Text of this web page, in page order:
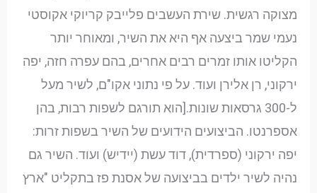
מצוקה רגשית. שירת העשבים פלייבק קריוקי אקוסטי
נעמי שמר ביצעה אף היא את השיר, ומאוחר יותר
הקליטו אותו זמרים רבים אחרים, בהם עפרה חזה, יפה
ירקוני, רן אלירן ועוד. על פי נתוני אקו"ם, לשיר מעל
ל-300 גרסאות שונות.[הוא תורגם לשפות רבות, בהן
אספרנטו. הביצועים הידועים של השיר בשפות זרות:
יפה ירקוני (ספרדית), דוד עשת (יידיש) ועוד. השיר גם
נהיה לשיר ילדים בביצועה של אסנת פז בתקליט "ארץ